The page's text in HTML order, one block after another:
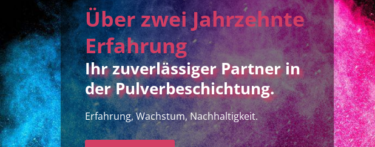
Über zwei Jahrzehnte
Erfahrung
Ihr zuverlässiger Partner in
der Pulverbeschichtung.
Erfahrung, Wachstum, Nachhaltigkeit.